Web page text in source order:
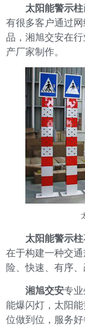
太阳能警示柱
有很多客户通过
品，湘旭交安在
产厂家制作。
太阳能警示柱
在于构建一种交
险、快速、有序、
湘旭交安专业
能爆闪灯，太阳
位做到位，服务